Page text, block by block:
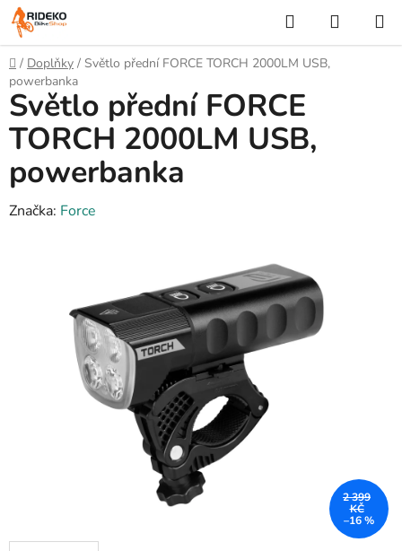
Přejít
na
obsah
Hledat
KOŠÍK
Domů
/ Doplňky / Světlo přední FORCE TORCH 2000LM USB,
powerbanka
Světlo přední FORCE
TORCH 2000LM USB,
powerbanka
Značka: Force
2 399
KČ
–16 %